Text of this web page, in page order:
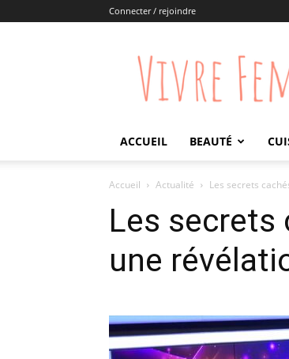
Connecter / rejoindre
Vivre
Femme
ACCUEIL BEAUTÉ
Accueil Actualité Les secrets
Les secrets
une